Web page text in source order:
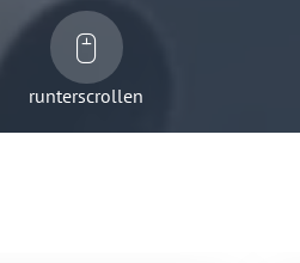
runterscrollen